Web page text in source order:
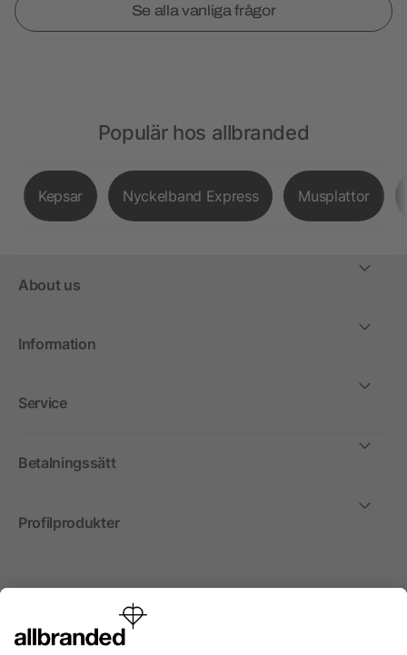
Se alla vanliga frågor
Populär hos allbranded
Kepsar Nyckelband Express Musplattor
About us
Information
Service
Betalningssätt
Profilprodukter
Internationellt